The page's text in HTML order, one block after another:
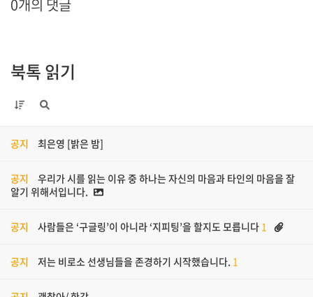
0개의 댓글
북톡 읽기
공지 최은영 [밝은 밤]
공지
우리가 시를 읽는 이유 중 하나는 자신의 마음과 타인의 마음을 잘
알기 위해서입니다.
공지 사람들은 ‘구글링’이 아니라 ‘지피팅’을 할지도 모릅니다 1
공지 저는 비로소 선생님들을 존경하기 시작했습니다. 1